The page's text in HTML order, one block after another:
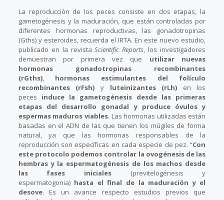
La reproducción de los peces consiste en dos etapas, la
gametogénesis y la maduración, que están controladas por
diferentes hormonas reproductivas, las gonadotropinas
(Gths) y esteroides, recuerda el IRTA. En este nuevo estudio,
publicado en la revistaScientific Reports, los investigadores
demuestran por primera vez que utilizar nuevas
hormonas gonadotropinas recombinantes
(rGths), hormonas estimulantes del folículo
recombinantes (rFsh) y luteinizantes (rLh) en los
peces induce la gametogénesis desde las primeras
etapas del desarrollo gonadal y produce óvulos y
espermas maduros viables. Las hormonas utilizadas están
basadas en el ADN de las que tienen los múgiles de forma
natural, ya que las hormonas responsables de la
reproducción son específicas en cada especie de pez. “Con
este protocolo podemos controlar la ovogénesis de las
hembras y la espermatogénesis de los machos desde
las fases iniciales (previtelogénesis y
espermatogonia) hasta el final de la maduración y el
desove. Es un avance respecto estudios previos que